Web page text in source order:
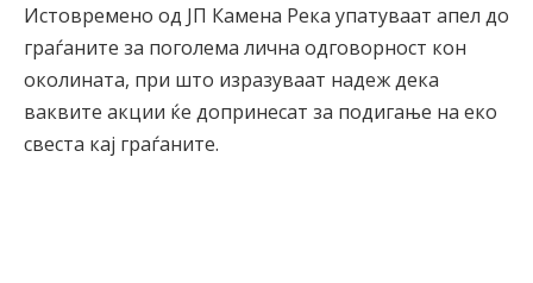
Истовремено од ЈП Камена Река упатуваат апел до
граѓаните за поголема лична одговорност кон
околината, при што изразуваат надеж дека
ваквите акции ќе допринесат за подигање на еко
свеста кај граѓаните.